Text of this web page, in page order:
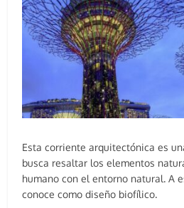
Esta corriente arquitectónica es
busca resaltar los elementos
humano con el entorno natural. A
conoce como diseño biofílico.